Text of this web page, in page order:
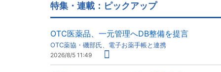
特集・連載：ピックアップ
OTC医薬品、一元管理へDB整備を提言
OTC薬協・磯部氏、電子お薬手帳と連携
2026/8/5 11:49